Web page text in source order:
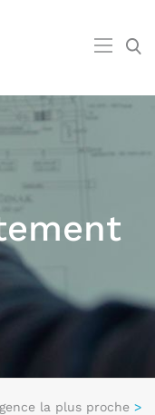
la plus proche >